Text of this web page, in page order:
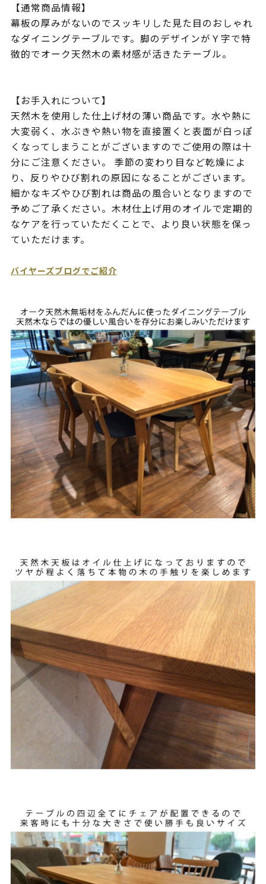
【通常商品情報】
幕板の厚みがないのでスッキリした見た目のおしゃれ
なダイニングテーブルです。脚のデザインがＹ字で特
徴的でオーク天然木の素材感が活きたテーブル。
【お手入れについて】
天然木を使用した仕上げ材の薄い商品です。水や熱に
大変弱く、水ぶきや熱い物を直接置くと表面が白っぽ
くなってしまうことがございますのでご使用の際は十
分にご注意ください。 季節の変わり目など乾燥によ
り、反りやひび割れの原因になることがございます。
細かなキズやひび割れは商品の風合いとなりますので
予めご了承ください。木材仕上げ用のオイルで定期的
なケアを行っていただくことで、より良い状態を保っ
ていただけます。
バイヤーズブログでご紹介